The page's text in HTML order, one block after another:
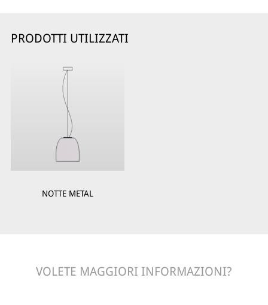
PRODOTTI UTILIZZATI
NOTTE METAL
VOLETE MAGGIORI INFORMAZIONI?